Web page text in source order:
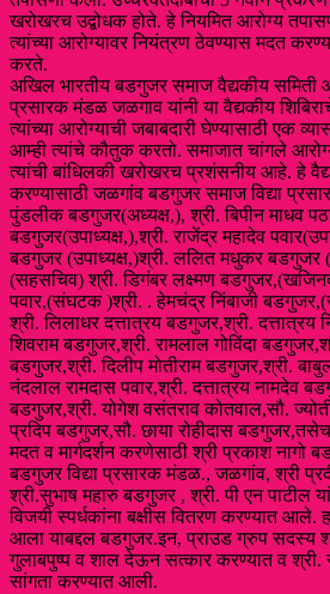
खरोखरच उद्बोधक होते. हे नियमित आरोग्य
त्यांच्या आरोग्यावर नियंत्रण ठेवण्यास मदत
करते.
अखिल भारतीय बडगुजर समाज वैद्यकीय समिती
प्रसारक मंडळ जळगाव यांनी या वैद्यकीय
त्यांच्या आरोग्याची जबाबदारी घेण्यासाठी एक
आम्ही त्यांचे कौतुक करतो. समाजात चांगले
त्यांची बांधिलकी खरोखरच प्रशंसनीय आहे. हे
करण्यासाठी जळगांव बडगुजर समाज विद्या
पुंडलीक बडगुजर(अध्यक्ष,), श्री. बिपीन माधव
बडगुजर(उपाध्यक्ष,),श्री. राजेंद्र महादेव
बडगुजर (उपाध्यक्ष,)श्री. ललित मधुकर बडगुजर
(सहसचिव) श्री. डिगंबर लक्ष्मण
पवार,(संघटक )श्री. . हेमचंद्र निंबाजी
श्री. लिलाधर दत्तात्रय बडगुजर,श्री. दत्तात्रय
शिवराम बडगुजर,श्री. रामलाल गोविंदा
बडगुजर,श्री. दिलीप मोतीराम बडगुजर,श्री.
नंदलाल रामदास पवार,श्री. दत्तात्रय नामदेव
बडगुजर,श्री. योगेश वसंतराव कोतवाल,सौ.
प्रदिप बडगुजर,सौ. छाया रोहीदास बडगुजर,तसेच
मदत व मार्गदर्शन करणेसाठी श्री प्रकाश नागो
बडगुजर विद्या प्रसारक मंडळ., जळगांव, श्री
श्री.सुभाष महारु बडगुजर , श्री. पी एन पाटील
विजयी स्पर्धकांना बक्षीस वितरण करण्यात आले.
आला याबद्दल बडगुजर.इन, प्राउड ग्रुप सदस्य
गुलाबपुष्प व शाल देऊन सत्कार करण्यात व श्री.
सांगता करण्यात आली.